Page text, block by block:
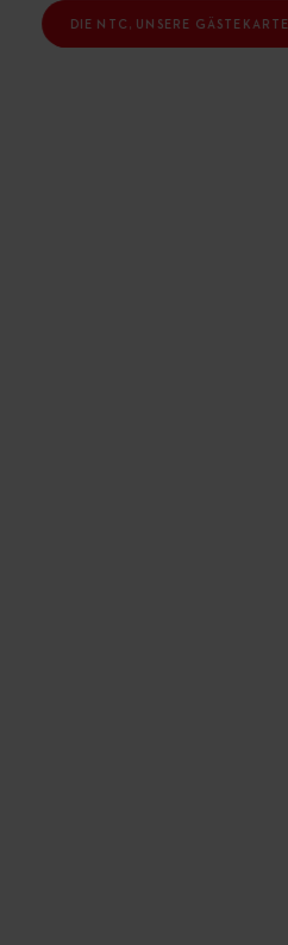
DIE NTC, UNSERE GÄSTEKARTE